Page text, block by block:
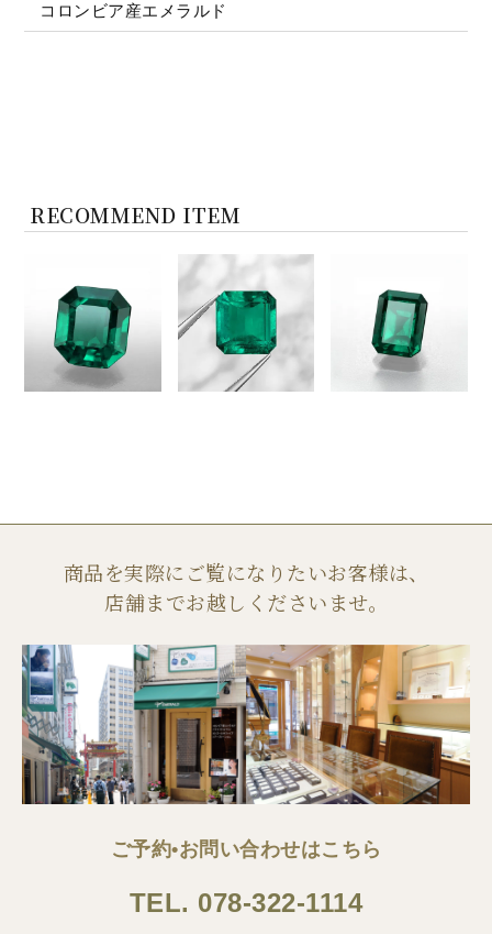
コロンビア産エメラルド
RECOMMEND ITEM
商品を実際にご覧になりたいお客様は、
店舗までお越しくださいませ。
ご予約•お問い合わせはこちら
TEL. 078-322-1114